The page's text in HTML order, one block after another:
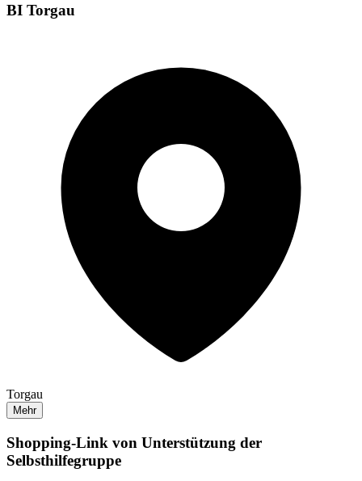
BI Torgau
Torgau
Mehr
Shopping-Link von Unterstützung der
Selbsthilfegruppe